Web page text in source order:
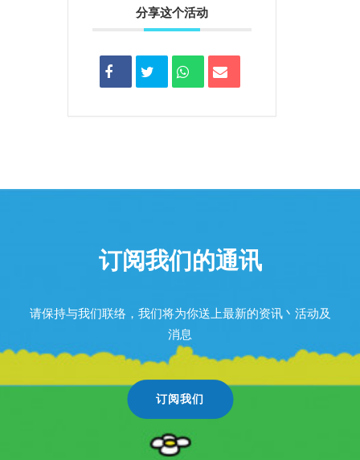
分享这个活动
订阅我们的通讯
请保持与我们联络，我们将为你送上最新的资讯丶活动及
消息
订阅我们